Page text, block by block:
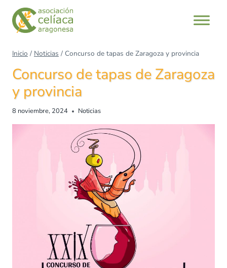
Inicio / Noticias / Concurso de tapas de Zaragoza y provincia
Concurso de tapas de Zaragoza
y provincia
8 noviembre, 2024 Noticias